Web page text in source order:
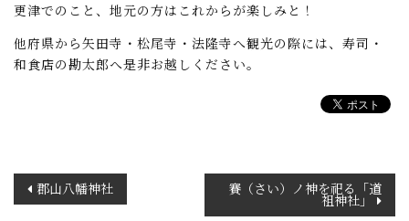
更津でのこと、地元の方はこれからが楽しみと！
他府県から矢田寺・松尾寺・法隆寺へ観光の際には、寿司・
和食店の勘太郎へ是非お越しください。
稿
郡山八幡神社 賽（さい）ノ神を祀る「道
祖神社」